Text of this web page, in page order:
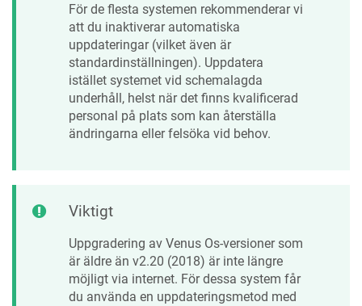
För de flesta systemen rekommenderar vi
att du inaktiverar automatiska
uppdateringar (vilket även är
standardinställningen). Uppdatera
istället systemet vid schemalagda
underhåll, helst när det finns kvalificerad
personal på plats som kan återställa
ändringarna eller felsöka vid behov.
Viktigt
Uppgradering av Venus Os-versioner som
är äldre än v2.20 (2018) är inte längre
möjligt via internet. För dessa system får
du använda en uppdateringsmetod med